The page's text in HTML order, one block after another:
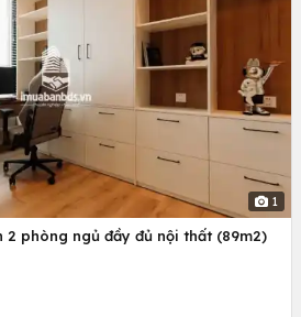
1
2 phòng ngủ đầy đủ nội thất (89m2)